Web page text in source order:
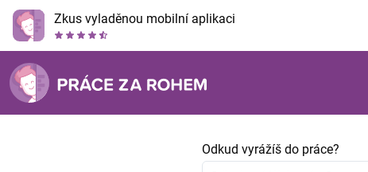
Zkus vyladěnou mobilní aplikaci
Odkud vyrážíš do práce?